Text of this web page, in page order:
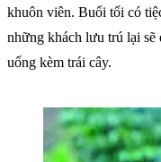
khuôn viên. Buổi tối có
những khách lưu trú lại
uống kèm trái cây.